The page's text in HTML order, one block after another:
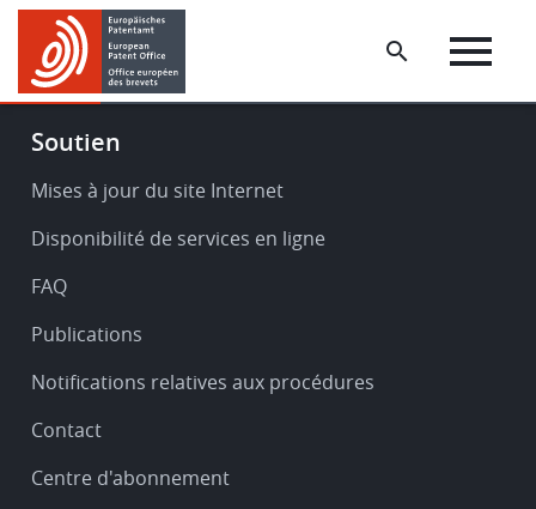
Skip
main
content
Skip
footer
Footer
Service
support
Soutien
Mises à jour du site Internet
Disponibilité de services en ligne
FAQ
Publications
Notifications relatives aux procédures
Contact
Centre d'abonnement